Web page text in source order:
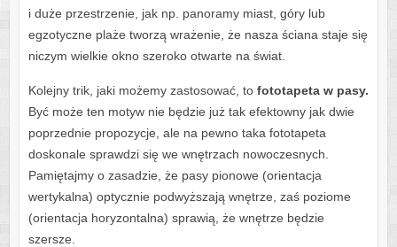
i duże przestrzenie, jak np. panoramy miast, góry lub
egzotyczne plaże tworzą wrażenie, że nasza ściana staje się
niczym wielkie okno szeroko otwarte na świat.
Kolejny trik, jaki możemy zastosować, to fototapeta w pasy.
Być może ten motyw nie będzie już tak efektowny jak dwie
poprzednie propozycje, ale na pewno taka fototapeta
doskonale sprawdzi się we wnętrzach nowoczesnych.
Pamiętajmy o zasadzie, że pasy pionowe (orientacja
wertykalna) optycznie podwyższają wnętrze, zaś poziome
(orientacja horyzontalna) sprawią, że wnętrze będzie
szersze.